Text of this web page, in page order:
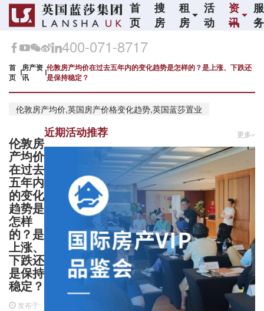
首
页
搜
房
租
房
活
动
资
讯
服
务
400-071-8717
首
页
房产资
讯
伦敦房产均价在过去五年内的变化趋势是怎样的？是上涨、下跌还
是保持稳定？
伦敦房产均价,英国房产价格变化趋势,英国蓝莎置业
伦敦房
产均价
在过去
五年内
的变化
趋势是
怎样
的？是
上涨、
下跌还
是保持
稳定？
发布于:
近期活动推荐 更多»